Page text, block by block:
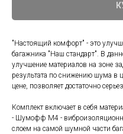
"Настоящий комфорт" - это
багажника "Наш стандарт". В
улучшение материалов на зоне
результата по снижению шума в
цене, позволяет достаточно
Комплект включает в себя
- Шумофф М4 -
слоем на самой шумной части